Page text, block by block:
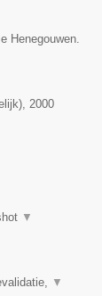
Henegouwen.
, 2000
▼
▼